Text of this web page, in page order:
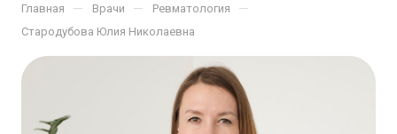
Главная — Врачи — Ревматология —
Стародубова Юлия Николаевна